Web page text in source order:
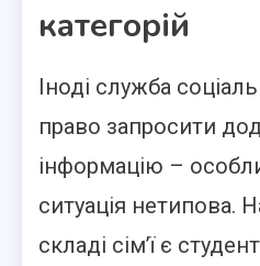
категорій
Іноді служба
право запросити
інформацію –
ситуація нетипова.
складі сім’ї є